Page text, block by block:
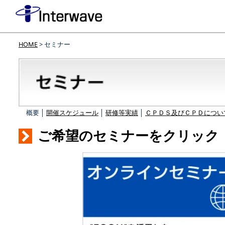
HOME> セミナー
概要 │ 開催スケジュール 研修等実績 ＣＰＤＳ及びＣＰＤにつ
ご希望のセミナーをクリック